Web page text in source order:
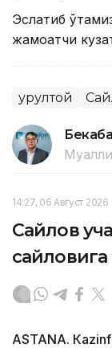
Эслатиб
жамоатчи
Қурултой
14:27, 06 Август 2026
Сайлов
ASTANА.